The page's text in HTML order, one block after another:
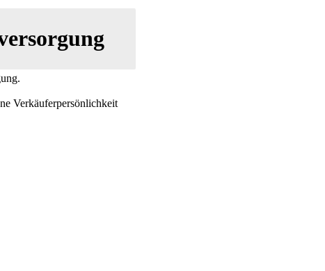
Verkäuferpersönlichkeit